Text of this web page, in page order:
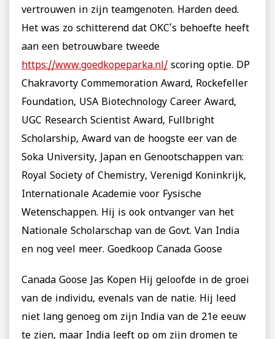
vertrouwen in zijn teamgenoten. Harden deed.
Het was zo schitterend dat OKC’s behoefte heeft
aan een betrouwbare tweede
https://www.goedkopeparka.nl/ scoring optie. DP
Chakravorty Commemoration Award, Rockefeller
Foundation, USA Biotechnology Career Award,
UGC Research Scientist Award, Fullbright
Scholarship, Award van de hoogste eer van de
Soka University, Japan en Genootschappen van:
Royal Society of Chemistry, Verenigd Koninkrijk,
Internationale Academie voor Fysische
Wetenschappen. Hij is ook ontvanger van het
Nationale Scholarschap van de Govt. Van India
en nog veel meer. Goedkoop Canada Goose
Canada Goose Jas Kopen Hij geloofde in de groei
van de individu, evenals van de natie. Hij leed
niet lang genoeg om zijn India van de 21e eeuw
te zien, maar India leeft op om zijn dromen te